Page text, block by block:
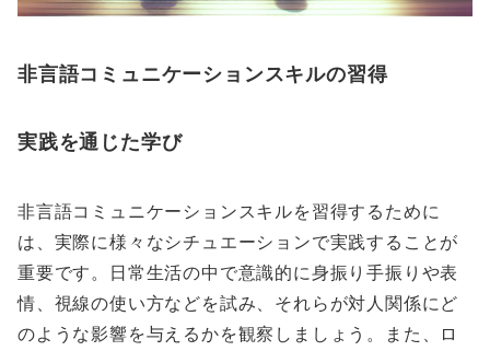
非言語コミュニケーションスキルの習得
実践を通じた学び
非言語コミュニケーションスキルを習得するために
は、実際に様々なシチュエーションで実践することが
重要です。日常生活の中で意識的に身振り手振りや表
情、視線の使い方などを試み、それらが対人関係にど
のような影響を与えるかを観察しましょう。また、ロ